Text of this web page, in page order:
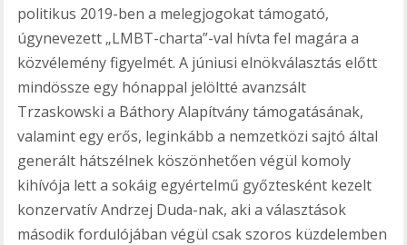
politikus 2019-ben a melegjogokat támogató,
úgynevezett „LMBT-charta”-val hívta fel magára a
közvélemény figyelmét. A júniusi elnökválasztás előtt
mindössze egy hónappal jelöltté avanzsált
Trzaskowski a Báthory Alapítvány támogatásának,
valamint egy erős, leginkább a nemzetközi sajtó által
generált hátszélnek köszönhetően végül komoly
kihívója lett a sokáig egyértelmű győztesként kezelt
konzervatív Andrzej Duda-nak, aki a választások
második fordulójában végül csak szoros küzdelemben